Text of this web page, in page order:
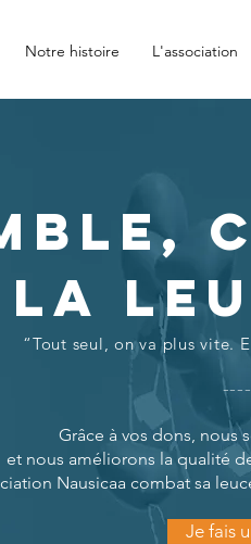
Notre histoire L'association
la
“Tout seul, on va plus vite.
Grâce à vos dons, nous
et nous améliorons la qualité
Nausicaa combat sa
Je fais